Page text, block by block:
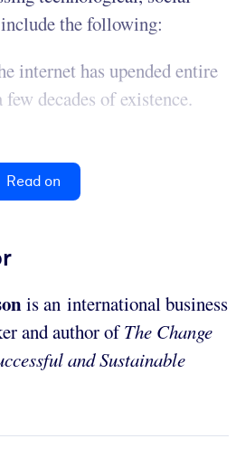
the following:
internet has upended entire
decades of existence.
Read on
is an international business
and author ofThe Change
and Sustainable